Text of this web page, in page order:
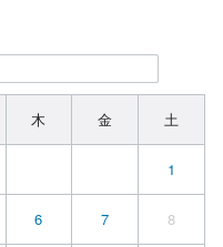
木 金 土
1
6 7 8